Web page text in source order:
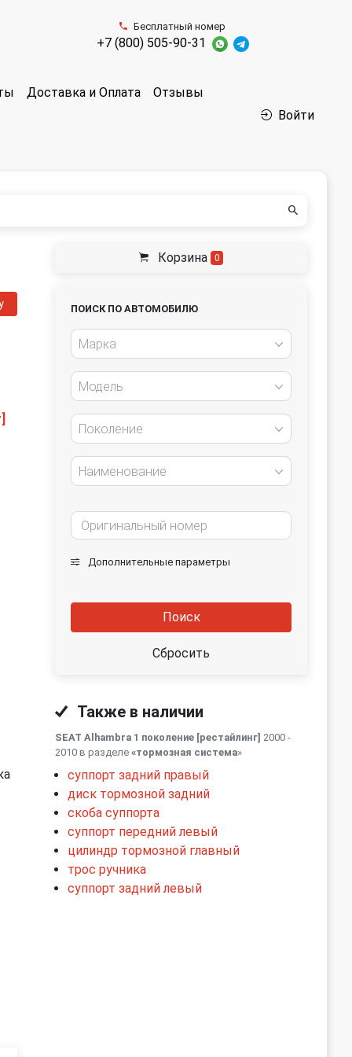
Бесплатный номер
+7 (800) 505-90-31
Доставка и Оплата Отзывы
Войти
Корзина 0
ПОИСК ПО АВТОМОБИЛЮ
Марка
Модель
Поколение
Наименование
Дополнительные параметры
Поиск
Сбросить
Также в наличии
SEAT Alhambra 1 поколение [рестайлинг] 2000 -
2010 в разделе «тормозная система»
суппорт задний правый
диск тормозной задний
скоба суппорта
суппорт передний левый
цилиндр тормозной главный
трос ручника
суппорт задний левый